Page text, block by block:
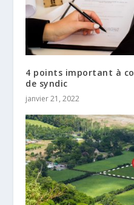
4 points important à
de syndic
janvier 21, 2022